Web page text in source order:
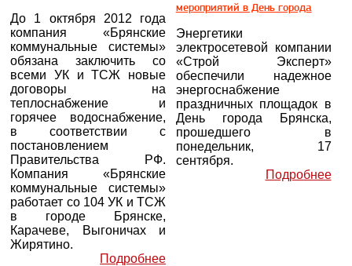
До 1 октября 2012 года
компания «Брянские
коммунальные системы»
обязана заключить со
всеми УК и ТСЖ новые
договоры на
теплоснабжение и
горячее водоснабжение,
в соответствии с
постановлением
Правительства РФ.
Компания «Брянские
коммунальные системы»
работает со 104 УК и ТСЖ
в городе Брянске,
Карачеве, Выгоничах и
Жирятино.
Подробнее
мероприятий в День города
Энергетики
электросетевой компании
«Строй Эксперт»
обеспечили надежное
энергоснабжение
праздничных площадок в
День города Брянска,
прошедшего в
понедельник, 17
сентября.
Подробнее